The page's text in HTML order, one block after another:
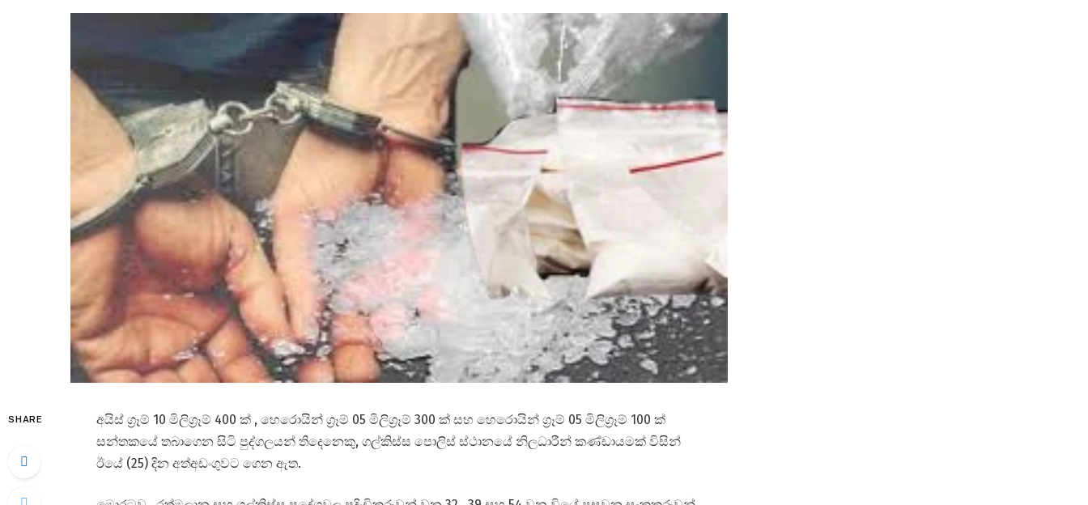
SHARE
අයිස් ග්‍රෑම් 10 මිලිග්‍රෑම් 400 ක් , හෙරොයින් ග්‍රෑම් 05 මිලිග්‍රෑම් 300 ක් සහ හෙරොයින් ග්‍රෑම් 05 මිලිග්‍රෑම් 100 ක්
සන්තකයේ තබාගෙන සිටි පුද්ගලයන් තිදෙනෙකු, ගල්කිස්ස පොලිස් ස්ථානයේ නිලධාරීන් කණ්ඩායමක් විසින්
ඊයේ (25) දින අත්අඩංගුවට ගෙන ඇත.